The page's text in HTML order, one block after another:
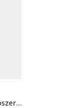
Kim fertőtlenítő kézi mosogatószer – 22 liter